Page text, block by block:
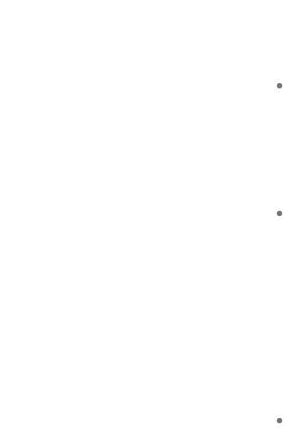
centralitas ni